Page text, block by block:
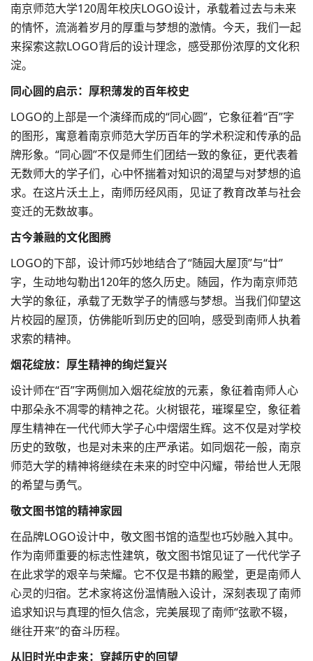
南京师范大学120周年校庆LOGO设计，承载着过去与未来
的情怀，流淌着岁月的厚重与梦想的激情。今天，我们一起
来探索这款LOGO背后的设计理念，感受那份浓厚的文化积
淀。
同心圆的启示：厚积薄发的百年校史
LOGO的上部是一个演绎而成的“同心圆”，它象征着“百”字
的图形，寓意着南京师范大学历百年的学术积淀和传承的品
牌形象。“同心圆”不仅是师生们团结一致的象征，更代表着
无数师大的学子们，心中怀揣着对知识的渴望与对梦想的追
求。在这片沃土上，南师历经风雨，见证了教育改革与社会
变迁的无数故事。
古今兼融的文化图腾
LOGO的下部，设计师巧妙地结合了“随园大屋顶”与“廿”
字，生动地勾勒出120年的悠久历史。随园，作为南京师范
大学的象征，承载了无数学子的情感与梦想。当我们仰望这
片校园的屋顶，仿佛能听到历史的回响，感受到南师人执着
求索的精神。
烟花绽放：厚生精神的绚烂复兴
设计师在“百”字两侧加入烟花绽放的元素，象征着南师人心
中那朵永不凋零的精神之花。火树银花，璀璨星空，象征着
厚生精神在一代代师大学子心中熠熠生辉。这不仅是对学校
历史的致敬，也是对未来的庄严承诺。如同烟花一般，南京
师范大学的精神将继续在未来的时空中闪耀，带给世人无限
的希望与勇气。
敬文图书馆的精神家园
在品牌LOGO设计中，敬文图书馆的造型也巧妙融入其中。
作为南师重要的标志性建筑，敬文图书馆见证了一代代学子
在此求学的艰辛与荣耀。它不仅是书籍的殿堂，更是南师人
心灵的归宿。艺术家将这份温情融入设计，深刻表现了南师
追求知识与真理的恒久信念，完美展现了南师“弦歌不辍，
继往开来”的奋斗历程。
从旧时光中走来：穿越历史的回望